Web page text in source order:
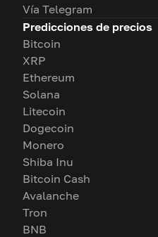
Vía Telegram
Predicciones de precios
Bitcoin
XRP
Ethereum
Solana
Litecoin
Dogecoin
Monero
Shiba Inu
Bitcoin Cash
Avalanche
Tron
BNB